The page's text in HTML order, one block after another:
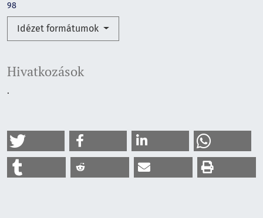
98
Idézet formátumok
Hivatkozások
.